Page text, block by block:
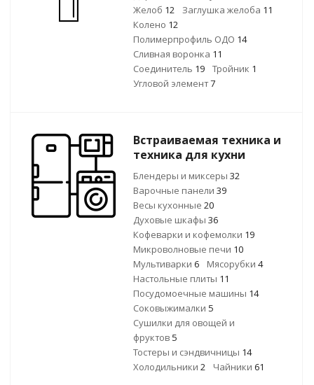
Желоб 12 Заглушка желоба 11
Колено 12
Полимерпрофиль ОДО 14
Сливная воронка 11
Соединитель 19 Тройник 1
Угловой элемент7
Встраиваемая техника и
техника для кухни
Блендеры и миксеры 32
Варочные панели 39
Весы кухонные 20
Духовые шкафы 36
Кофеварки и кофемолки 19
Микроволновые печи 10
Мультиварки 6 Мясорубки 4
Настольные плиты 11
Посудомоечные машины 14
Соковыжималки 5
Сушилки для овощей и
фруктов 5
Тостеры и сэндвичницы 14
Холодильники 2 Чайники 61